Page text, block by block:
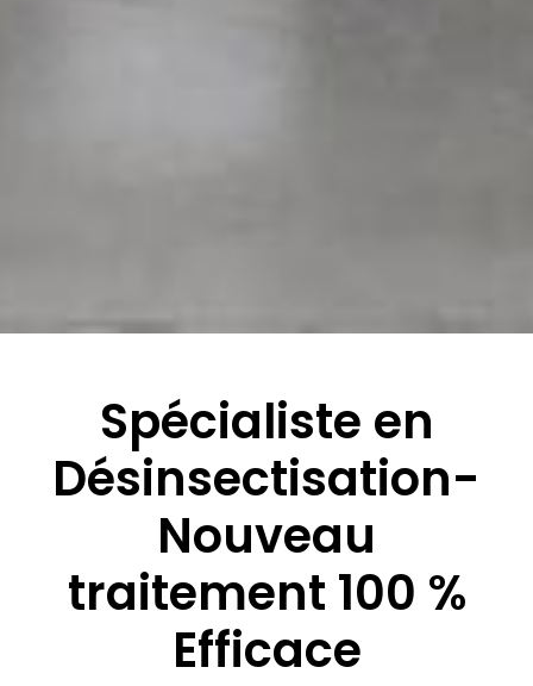
Spécialiste en
Désinsectisation-
Nouveau
traitement 100 %
Efficace